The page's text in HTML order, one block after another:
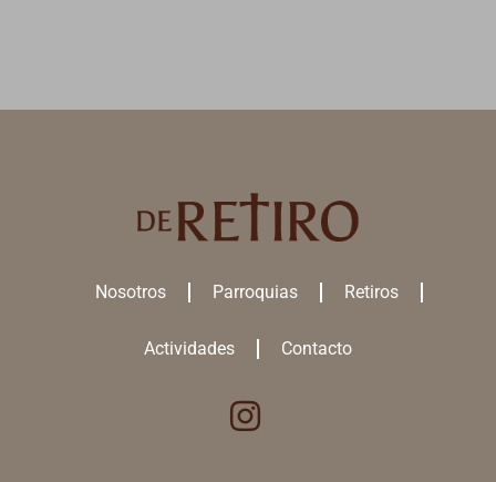
Nosotros Parroquias Retiros
Actividades Contacto